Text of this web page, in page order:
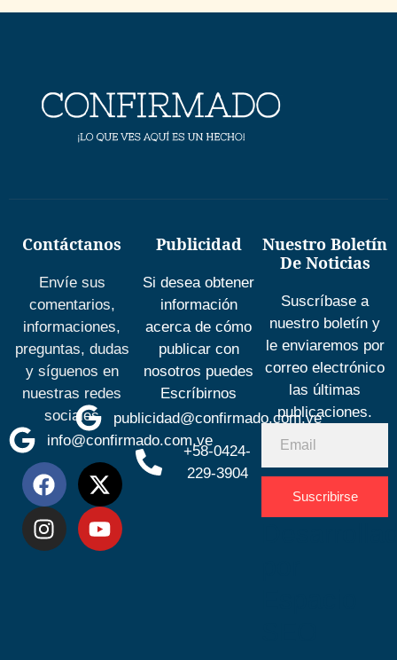
Contáctanos
Envíe sus
comentarios,
informaciones,
preguntas, dudas
y síguenos en
nuestras redes
sociales
info@confirmado.com.ve
Publicidad
Si desea obtener
información
acerca de cómo
publicar con
nosotros puedes
Escríbirnos
publicidad@confirmado.com.ve
+58-0424-
229-3904
Nuestro Boletín
De Noticias
Suscríbase a
nuestro boletín y
le enviaremos por
correo electrónico
las últimas
publicaciones.
Suscribirse